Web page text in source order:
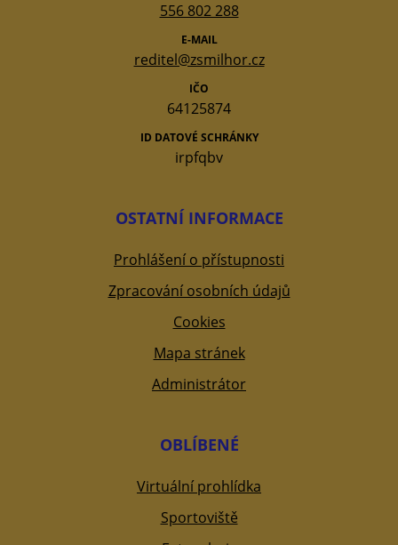
556 802 288
E-MAIL
reditel@zsmilhor.cz
IČO
64125874
ID DATOVÉ SCHRÁNKY
irpfqbv
OSTATNÍ INFORMACE
Prohlášení o přístupnosti
Zpracování osobních údajů
Cookies
Mapa stránek
Administrátor
OBLÍBENÉ
Virtuální prohlídka
Sportoviště